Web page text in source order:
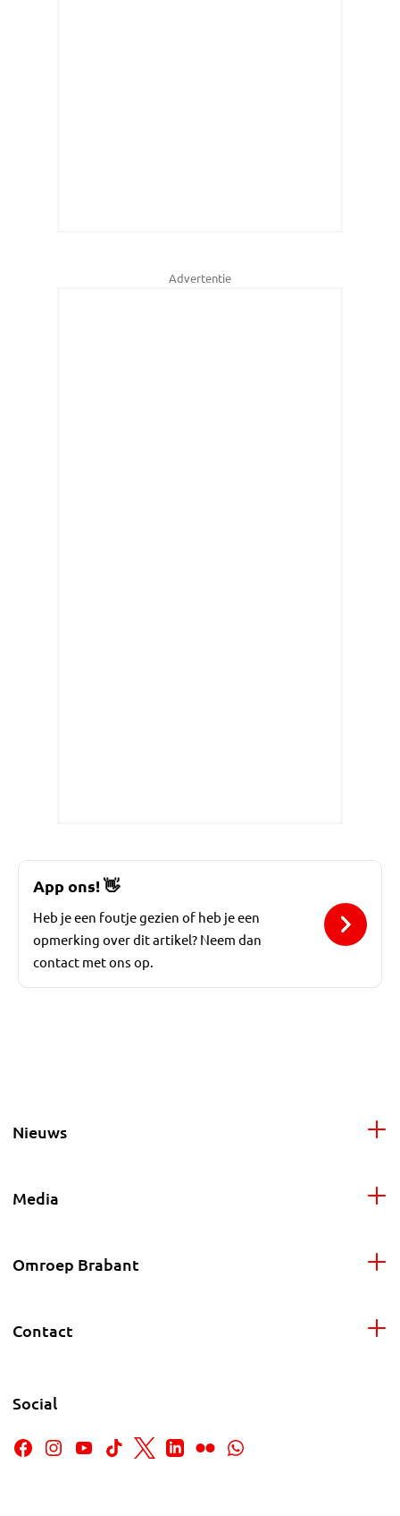
Advertentie
App ons!👋
Heb je een foutje gezien of heb je een
opmerking over dit artikel? Neem dan
contact met ons op.
Nieuws
Media
Omroep Brabant
Contact
Social